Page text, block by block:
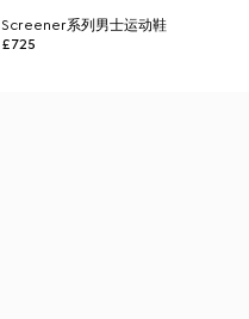
Screener系列男士运动鞋
£725